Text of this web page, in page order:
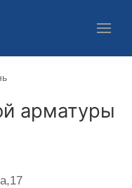
арматуры